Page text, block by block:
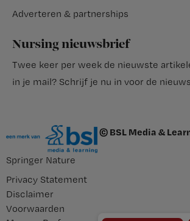
Adverteren & partnerships
Nursing nieuwsbrief
Twee keer per week de nieuwste
in je mail? Schrijf je nu in voor de
© BSL Media &
Springer Nature
Privacy Statement
Disclaimer
Voorwaarden